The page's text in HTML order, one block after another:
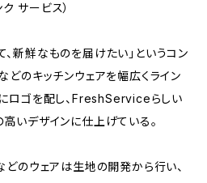
サービス）
新鮮なものを届けたい」というコン
どのキッチンウェアを幅広くライン
ロゴを配し、FreshServiceらしい
いデザインに仕上げている。
どのウェアは生地の開発から行い、